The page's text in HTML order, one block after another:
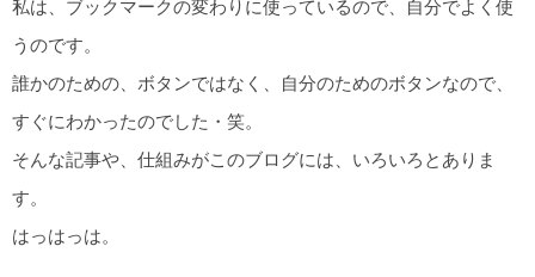
私は、ブックマークの変わりに使っているので、自分でよく使
うのです。
誰かのための、ボタンではなく、自分のためのボタンなので、
すぐにわかったのでした・笑。
そんな記事や、仕組みがこのブログには、いろいろとありま
す。
はっはっは。